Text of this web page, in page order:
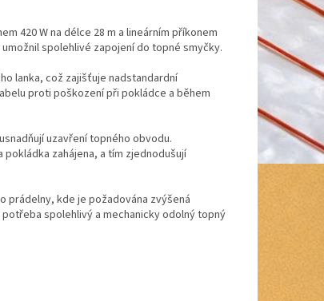
420 W na délce 28 m a lineárním příkonem
spolehlivé zapojení do topné smyčky.
lanka, což zajišťuje nadstandardní
proti poškození při pokládce a během
uzavření topného obvodu.
zahájena, a tím zjednodušují
prádelny, kde je požadována zvýšená
spolehlivý a mechanicky odolný topný